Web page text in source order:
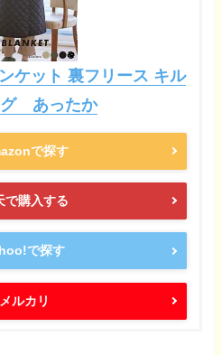
ケット 裏フリース キル
グ あったか
で探す
で購入する
で探す
メルカリ